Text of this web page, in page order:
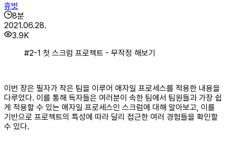
휴벗
8분
2021.06.28.
3.9K
#2-1 첫 스크럼 프로젝트 - 무작정 해보기
이번 장은 필자가 작은 팀을 이루어 애자일 프로세스를 적용한 내용을
다루었다. 이를 통해 독자들은 여러분이 속한 팀에서 팀원들과 가장 쉽
게 적용할 수 있는 애자일 프로세스인 스크럼에 대해 알아보고, 이를
기반으로 프로젝트의 특성에 따라 달리 접근한 여러 경험들을 확인할
수 있다.